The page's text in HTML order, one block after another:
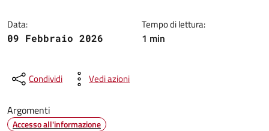
Data:
09 Febbraio 2026
Tempo di lettura:
1 min
Condividi Vedi azioni
Argomenti
Accesso all'informazione